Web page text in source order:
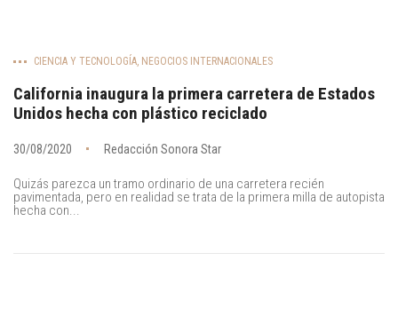
CIENCIA Y TECNOLOGÍA, NEGOCIOS INTERNACIONALES
California inaugura la primera carretera de Estados
Unidos hecha con plástico reciclado
30/08/2020 Redacción Sonora Star
Quizás parezca un tramo ordinario de una carretera recién
pavimentada, pero en realidad se trata de la primera milla de autopista
hecha con...